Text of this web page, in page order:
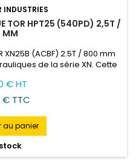
INDUSTRIES
TOR HPT25 (540PD) 2,5T /
(ACBF) 2.5T / 800 mm
de la série XN. Cette
raccourcies de 800 mm.
€ HT
€ TTC
au panier